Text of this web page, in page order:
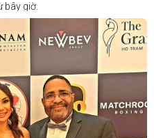
bây giờ.
bố.